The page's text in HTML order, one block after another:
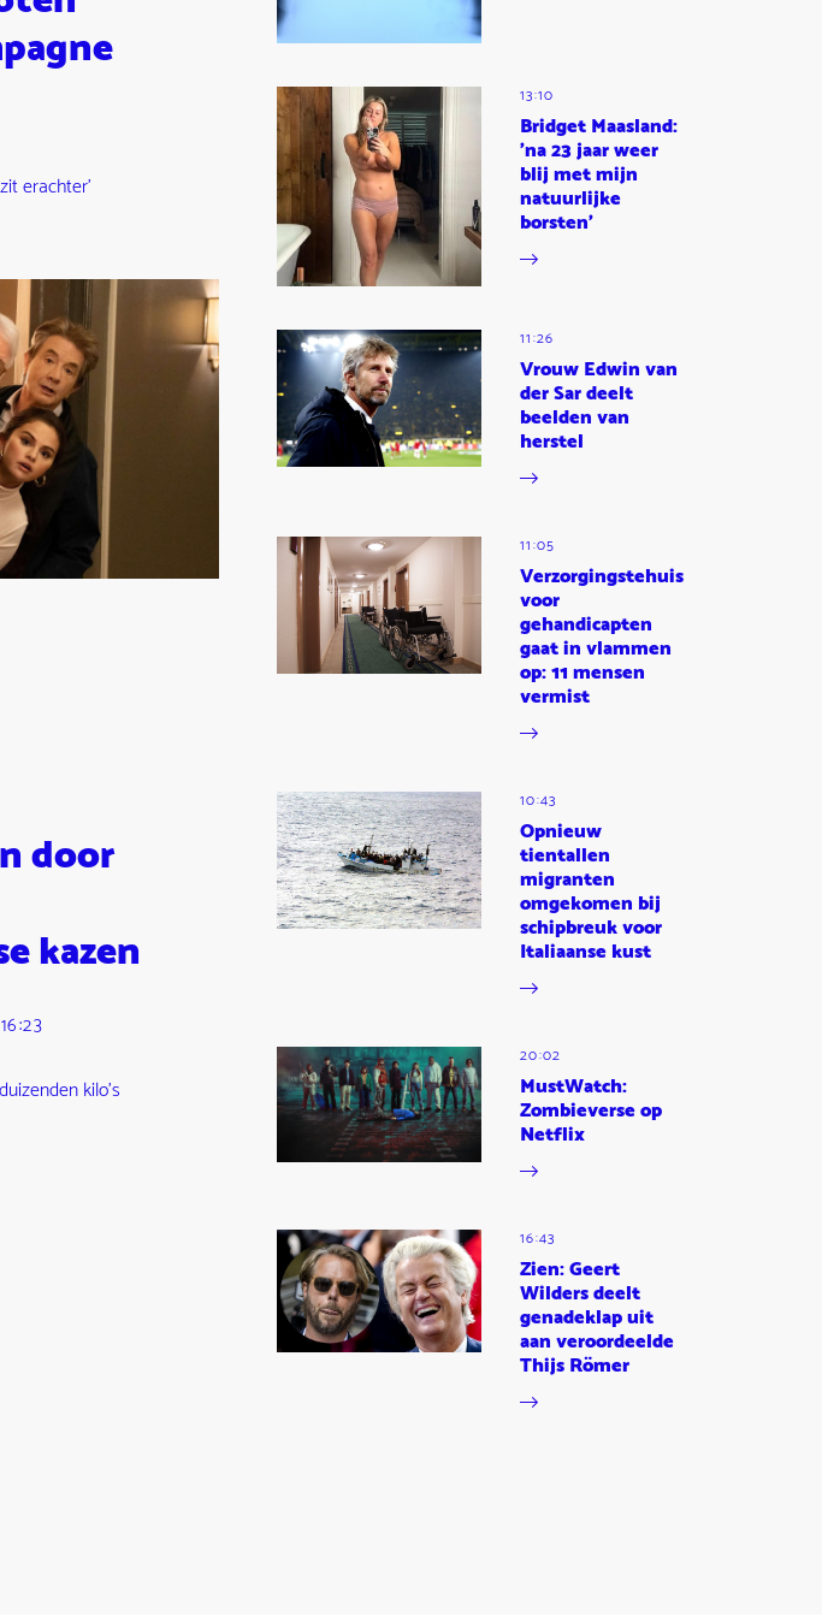
erachter'
door
kazen
16:23
kilo's
13:10
Bridget Maasland:
'na 23 jaar weer
blij met mijn
natuurlijke
borsten'
11:26
Vrouw Edwin van
der Sar deelt
beelden van
herstel
11:05
Verzorgingstehuis
voor
gehandicapten
gaat in vlammen
op: 11 mensen
vermist
10:43
Opnieuw
tientallen
migranten
omgekomen bij
schipbreuk voor
Italiaanse kust
20:02
MustWatch:
Zombieverse op
Netflix
16:43
Zien: Geert
Wilders deelt
genadeklap uit
aan veroordeelde
Thijs Römer